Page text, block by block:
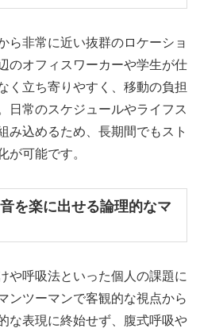
ら非常に近い抜群のロケーショ
のオフィスワーカーや学生が仕
く立ち寄りやすく、移動の負担
日常のスケジュールやライフス
み込めるため、長期間でもスト
が可能です。
を楽に出せる論理的なマ
や呼吸法といった個人の課題に
ンツーマンで客観的な視点から
な表現に終始せず、腹式呼吸や